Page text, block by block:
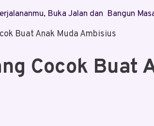
Buka Jalan dan Bangun
Buat Anak Muda Ambisius
Cocok Buat